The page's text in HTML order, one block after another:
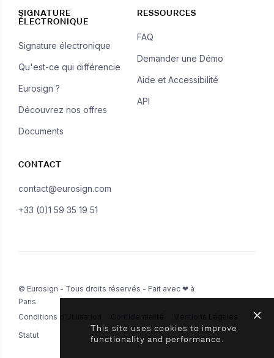
SIGNATURE
ÉLECTRONIQUE
Signature électronique
Qu'est-ce qui différencie
Eurosign ?
Découvrez nos offres
Documents
RESSOURCES
FAQ
Demander une Démo
Aide et Accessibilité
API
CONTACT
contact@eurosign.com
+33 (0)1 59 35 19 51
© Eurosign - Tous droits réservés - Fait avec ❤ à
Paris
Conditions d'Utilisation
Statut
This site uses cookies to improve
functionality and performance.